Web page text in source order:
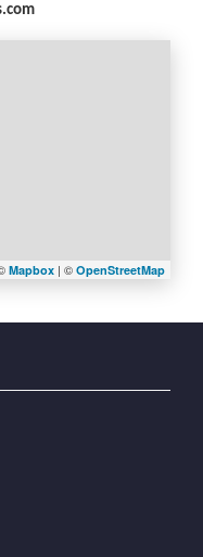
Mapbox | © OpenStreetMap